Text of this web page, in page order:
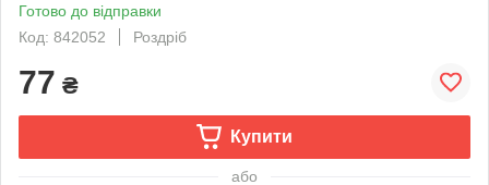
Готово до відправки
Код: 842052
Роздріб
77 ₴
Купити
або